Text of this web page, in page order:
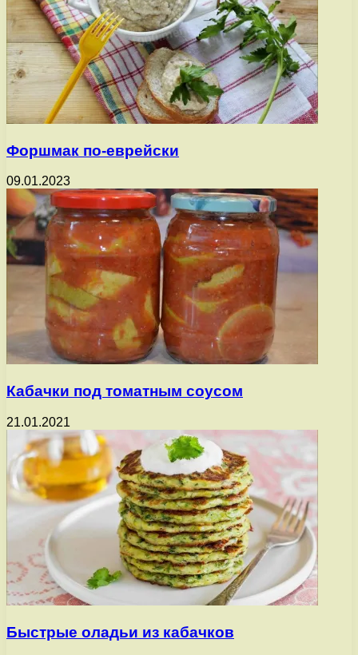
Форшмак по-еврейски
09.01.2023
Кабачки под томатным соусом
21.01.2021
Быстрые оладьи из кабачков